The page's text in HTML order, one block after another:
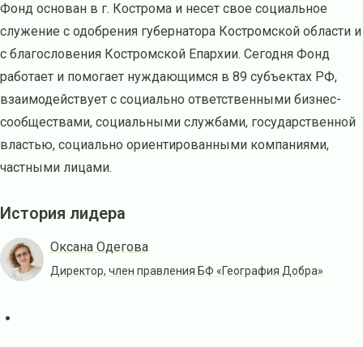
Фонд основан в г. Кострома и несет свое социальное
служение с одобрения губернатора Костромской области и
с благословения Костромской Епархии. Сегодня Фонд
работает и помогает нуждающимся в 89 субъектах РФ,
взаимодействует с социально ответственными бизнес-
сообществами, социальными службами, государственной
властью, социально ориентированными компаниями,
частными лицами.
История лидера
Оксана Одегова
Директор, член правления БФ «География Добра»